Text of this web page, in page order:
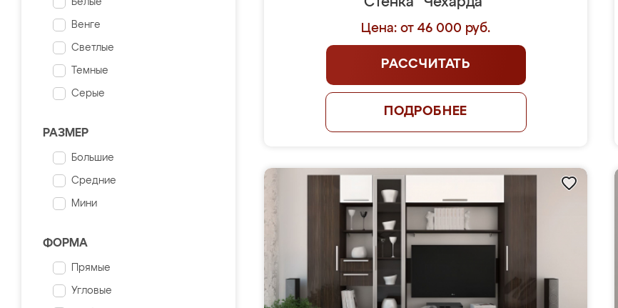
Белые
Венге
Светлые
Темные
Серые
РАЗМЕР
Большие
Средние
Мини
ФОРМА
Прямые
Угловые
Цена: от 46 000 руб.
РАССЧИТАТЬ
ПОДРОБНЕЕ